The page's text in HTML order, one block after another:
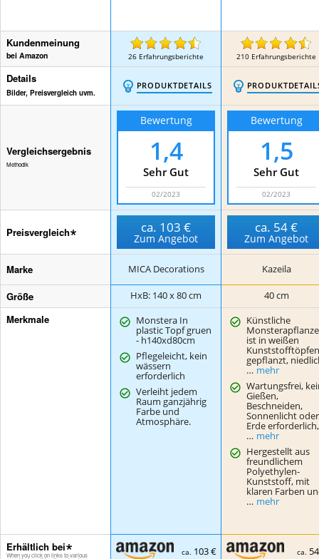
Kundenmeinung
bei Amazon 26 Erfahrungsberichte 210 Erfahrungsberichte
Details
Bilder, Preisvergleich uvm.
PRODUKTDETAILS
Vergleichsergebnis
Methodik
Bewertung
1,4
Sehr Gut
02/2023
Bewertung
1,5
Sehr Gut
02/2023
Preisvergleich ca. 103 €
Zum Angebot
ca. 54 €
Zum Angebot
Marke MICA Decorations Kazeila
Größe HxB: 140 x 80 cm 40 cm
Merkmale
Monstera In
plastic Topf gruen
- h140xd80cm
Pflegeleicht, kein
wässern
erforderlich
Verleiht jedem
Raum ganzjährig
Farbe und
Atmosphäre.
Künstliche
Monsterapflanze
ist in weißen
Kunststofftöpfen
gepflanzt,
… mehr
Wartungsfrei,
Gießen,
Beschneiden,
Sonnenlicht oder
Erde erforderlich,
… mehr
Hergestellt aus
freundlichem
Polyethylen-
Kunststoff, mit
klaren Farben
… mehr
Erhältlich bei ca. 103 € ca.